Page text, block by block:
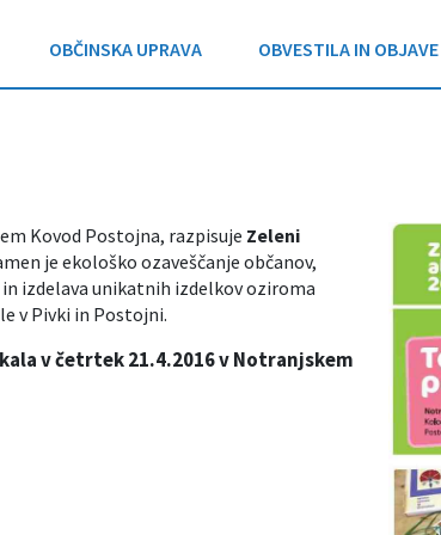
OBČINSKA UPRAVA OBVESTILA IN OBJAVE
Kovod Postojna, razpisuje Zeleni
je ekološko ozaveščanje občanov,
izdelava unikatnih izdelkov oziroma
v Pivki in Postojni.
v četrtek 21.4.2016 v Notranjskem